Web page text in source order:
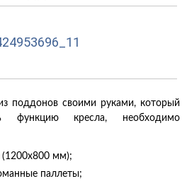
поддонов своими руками, который
функцию кресла, необходимо
мм);
паллеты;